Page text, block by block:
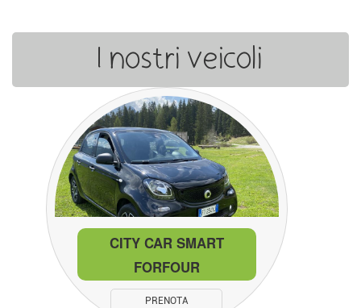
I nostri veicoli
CITY CAR SMART
FORFOUR
PRENOTA